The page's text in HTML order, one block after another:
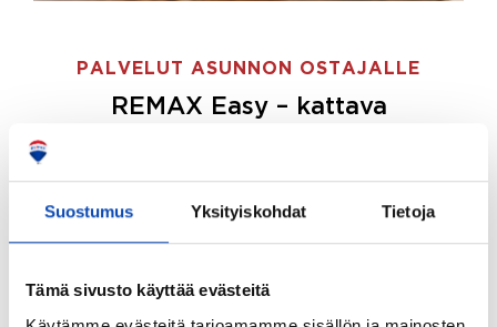
Suostumus Yksityiskohdat Tietoja
Tämä sivusto käyttää evästeitä
PALVELUT ASUNNON OSTAJALLE
REMAX Easy – kattava
ostajille.
Tee ostotoimeksianto ja etsimme juuri